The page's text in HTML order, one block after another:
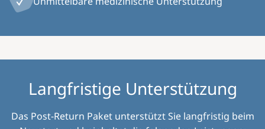
Langfristige Unterstützung
Das Post-Return Paket unterstützt Sie langfristig beim